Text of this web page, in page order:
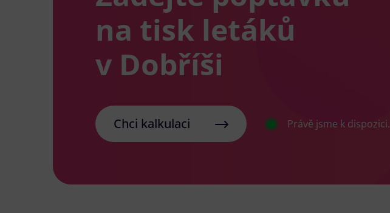
na tisk letáků
v Dobříši
Chci kalkulaci Právě jsme k dispozici.